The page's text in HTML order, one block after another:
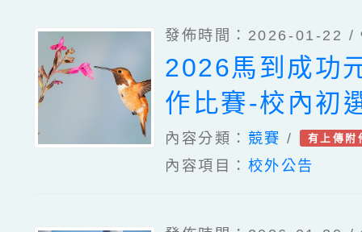
踴躍報名參加
發佈時間：2026-01-22 /
2026馬到成功
作比賽-校內初
內容分類： 競賽 / 有上傳附
內容項目： 校外公告